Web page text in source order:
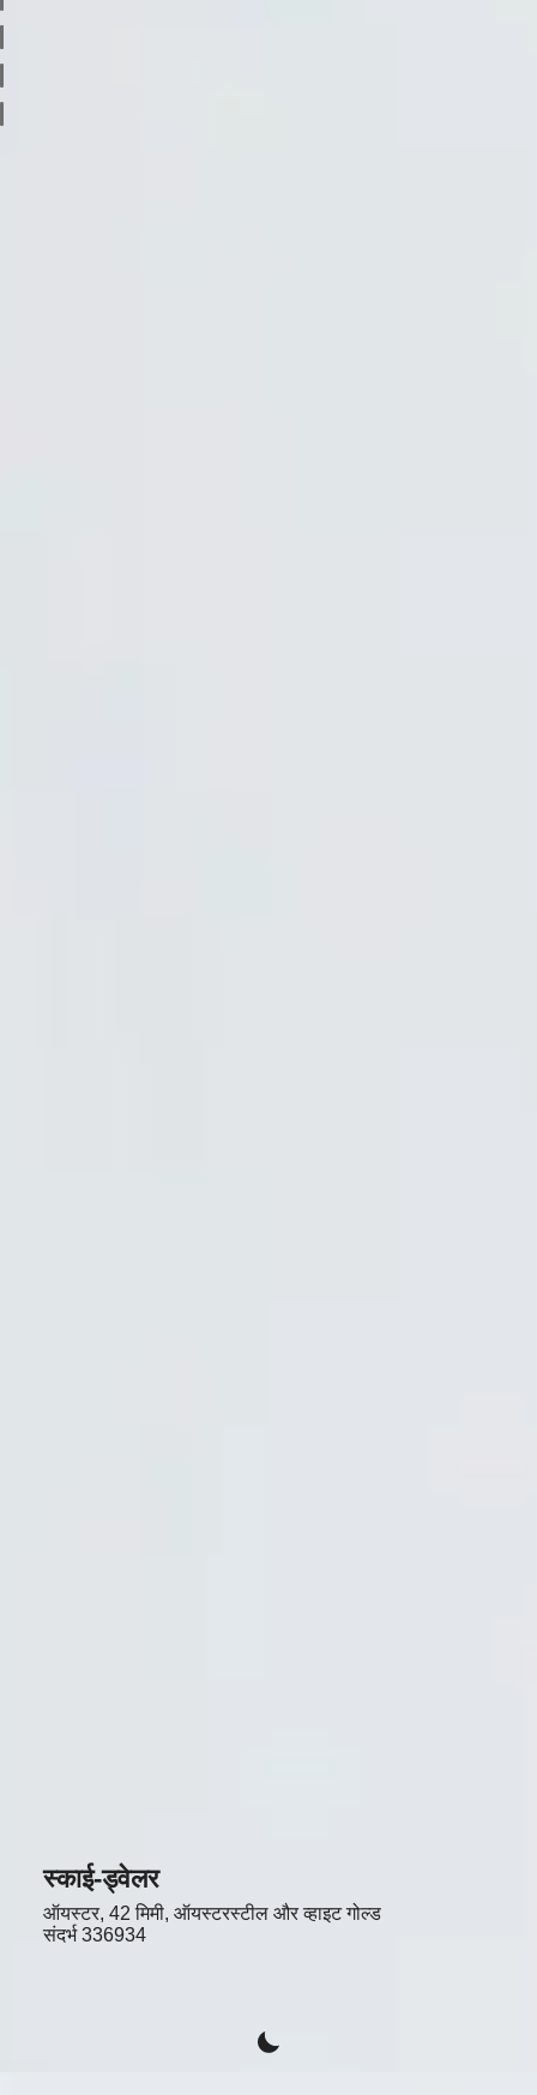
स्काई-ड्वेलर
ऑयस्टर, 42 मिमी, ऑयस्टरस्टील और व्हाइट गोल्ड
संदर्भ 336934